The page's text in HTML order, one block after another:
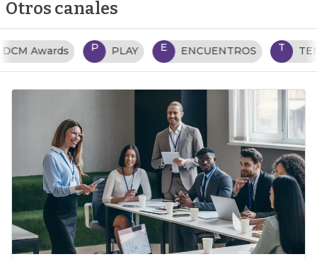
Otros canales
P PLAY E ENCUENTROS T TENDENCIAS TI